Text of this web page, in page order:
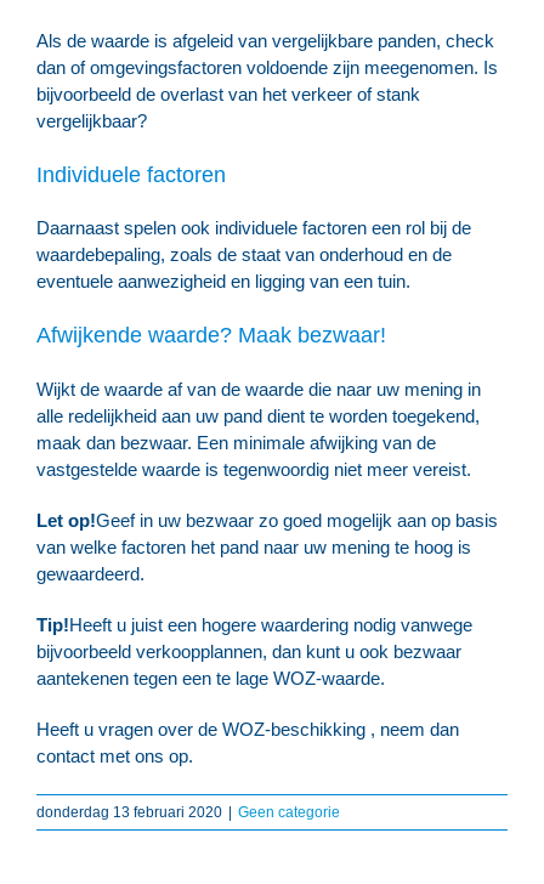
Als de waarde is afgeleid van vergelijkbare panden, check
dan of omgevingsfactoren voldoende zijn meegenomen. Is
bijvoorbeeld de overlast van het verkeer of stank
vergelijkbaar?
Individuele factoren
Daarnaast spelen ook individuele factoren een rol bij de
waardebepaling, zoals de staat van onderhoud en de
eventuele aanwezigheid en ligging van een tuin.
Afwijkende waarde? Maak bezwaar!
Wijkt de waarde af van de waarde die naar uw mening in
alle redelijkheid aan uw pand dient te worden toegekend,
maak dan bezwaar. Een minimale afwijking van de
vastgestelde waarde is tegenwoordig niet meer vereist.
Let op!Geef in uw bezwaar zo goed mogelijk aan op basis
van welke factoren het pand naar uw mening te hoog is
gewaardeerd.
Tip!Heeft u juist een hogere waardering nodig vanwege
bijvoorbeeld verkoopplannen, dan kunt u ook bezwaar
aantekenen tegen een te lage WOZ-waarde.
Heeft u vragen over de WOZ-beschikking , neem dan
contact met ons op.
donderdag 13 februari 2020 Geen categorie